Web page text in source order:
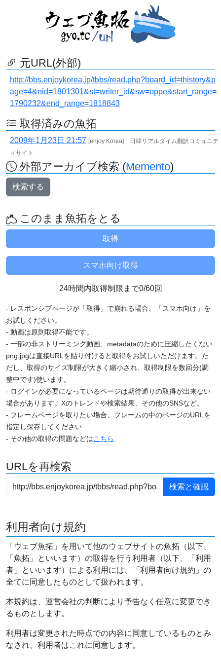
元URL(外部)
http://bbs.enjoykorea.jp/tbbs/read.php?board_id=thistory&p
age=4&nid=1801301&st=writer_id&sw=oppe&start_range=
1790232&end_range=1818843
取得済みの魚拓
2009年1月23日 21:57 [enjoy Korea] 日韓リアルタイム翻訳コミュニテ
ィサイト
外部アーカイブ検索 (Memento)
検索する
このまま魚拓をとる
24時間内取得制限まで0/60回
- レスポンシブページが「取得」で崩れる場合、「スマホ向け」を
お試しください。
- 動画は原則取得不能です。
- 一部の非ストリーミング動画、metadataのために圧縮したくない
png,jpgは直接URLを貼り付けると取得をお試しいただけます。た
だし、取得のサイズ制限が大きく縮小され、取得制限を数回分(調
整中です)使います。
- ログインが必要になっているページは期待通りの取得が出来ない
場合があります。Xのトレンドや検索結果、その他のSNSなど。
- フレームページを取りたい場合、フレームの中のページのURLを
指定し保存してください
- その他の取得の問題などはこちら
URLを再検索
利用者向け規約
「ウェブ魚拓」を用いて他のウェブサイトの魚拓（以下、
「魚拓」といいます）の取得を行う利用者（以下、「利用
者」といいます）による利用には、「利用者向け規約」の
全てに同意したものとして扱われます。
本規約は、運営会社の判断により予告なく任意に変更でき
るものとします。
利用者は変更された時点での内容に同意しているものとみ
なされ、利用者はこれに同意します。